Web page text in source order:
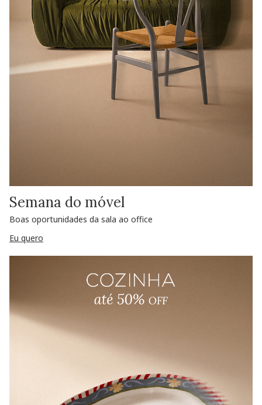
Semana do móvel
Boas oportunidades da sala ao office
Eu quero